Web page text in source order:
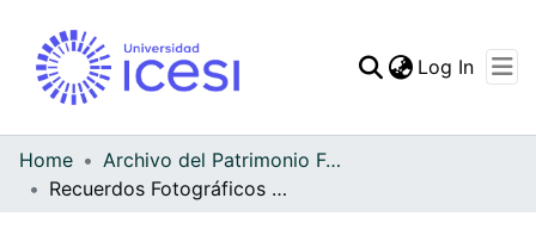
Log In
Home
Archivo del Patrimonio Fotográfico y Fílmico del Valle del Cauca
Recuerdos Fotográficos Vallecaucanos